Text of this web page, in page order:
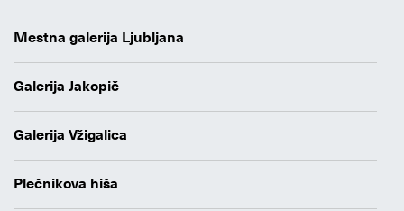
Mestna galerija Ljubljana
Galerija Jakopič
Galerija Vžigalica
Plečnikova hiša